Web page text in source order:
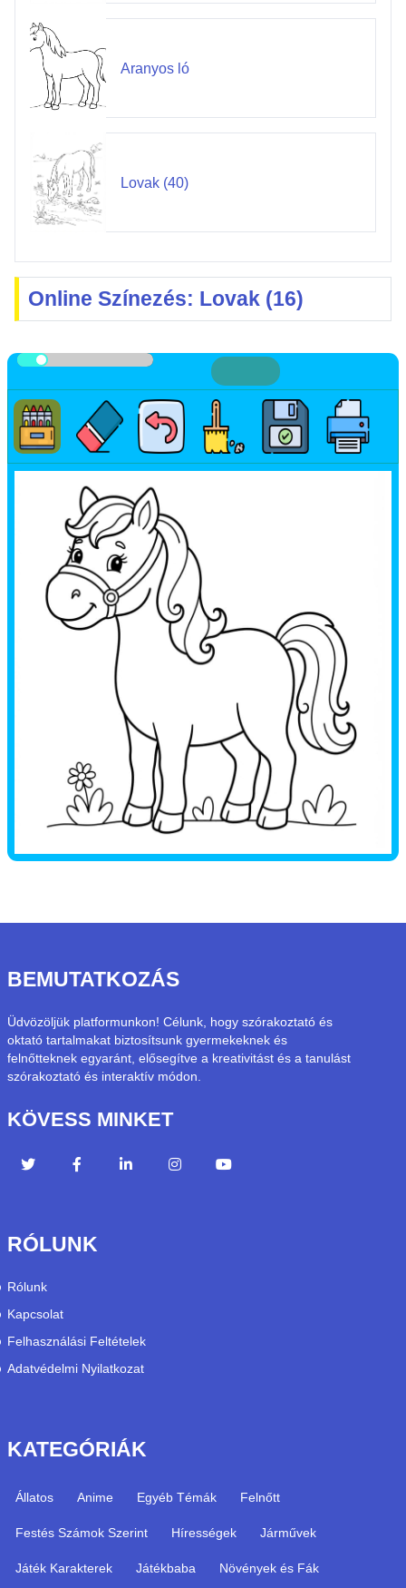
Aranyos ló
Lovak (40)
Online Színezés: Lovak (16)
BEMUTATKOZÁS
Üdvözöljük platformunkon! Célunk, hogy szórakoztató és
oktató tartalmakat biztosítsunk gyermekeknek és
felnőtteknek egyaránt, elősegítve a kreativitást és a tanulást
szórakoztató és interaktív módon.
KÖVESS MINKET
RÓLUNK
Rólunk
Kapcsolat
Felhasználási Feltételek
Adatvédelmi Nyilatkozat
KATEGÓRIÁK
Állatos Anime Egyéb Témák Felnőtt
Festés Számok Szerint Hírességek Járművek
Játék Karakterek Játékbaba Növények és Fák